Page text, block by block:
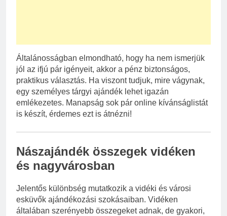
Általánosságban elmondható, hogy ha nem ismerjük
jól az ifjú pár igényeit, akkor a pénz biztonságos,
praktikus választás. Ha viszont tudjuk, mire vágynak,
egy személyes tárgyi ajándék lehet igazán
emlékezetes. Manapság sok pár online kívánságlistát
is készít, érdemes ezt is átnézni!
Nászajándék összegek vidéken
és nagyvárosban
Jelentős különbség mutatkozik a vidéki és városi
esküvők ajándékozási szokásaiban. Vidéken
általában szerényebb összegeket adnak, de gyakori,